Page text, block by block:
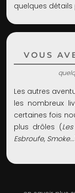
quelques
VOUS
Les autres
les nombreux
certaines fois
plus drôles (
Esbroufe, Smoke